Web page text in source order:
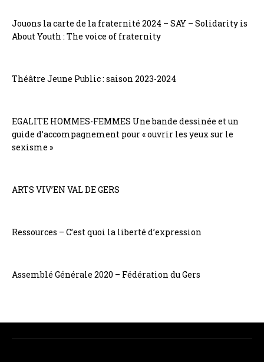
Jouons la carte de la fraternité 2024 – SAY – Solidarity is
About Youth : The voice of fraternity
Théâtre Jeune Public : saison 2023-2024
EGALITE HOMMES-FEMMES Une bande dessinée et un
guide d’accompagnement pour « ouvrir les yeux sur le
sexisme »
ARTS VIV’EN VAL DE GERS
Ressources – C’est quoi la liberté d’expression
Assemblé Générale 2020 – Fédération du Gers